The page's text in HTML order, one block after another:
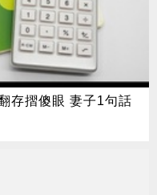
存摺傻眼 妻子1句話